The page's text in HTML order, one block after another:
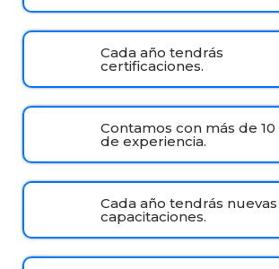
Cada año tendrás
certificaciones.
Contamos con más de 10
de experiencia.
Cada año tendrás nuevas
capacitaciones.